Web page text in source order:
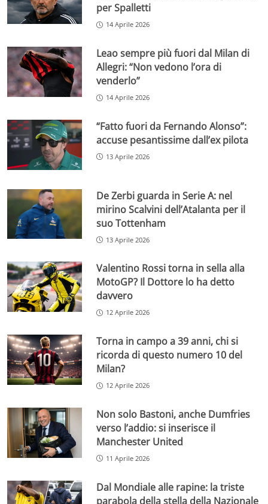
per Spalletti
14 Aprile 2026
Leao sempre più fuori dal Milan di
Allegri: “Non vedono l’ora di
venderlo”
14 Aprile 2026
“Fatto fuori da Fernando Alonso”:
accuse pesantissime dall’ex pilota
13 Aprile 2026
De Zerbi guarda in Serie A: nel
mirino Scalvini dell’Atalanta per il
suo Tottenham
13 Aprile 2026
Valentino Rossi torna in sella alla
MotoGP? Il Dottore lo ha detto
davvero
12 Aprile 2026
Torna in campo a 39 anni, chi si
ricorda di questo numero 10 del
Milan?
12 Aprile 2026
Non solo Bastoni, anche Dumfries
verso l’addio: si inserisce il
Manchester United
11 Aprile 2026
Dal Mondiale alle rapine: la triste
parabola della stella della Nazionale